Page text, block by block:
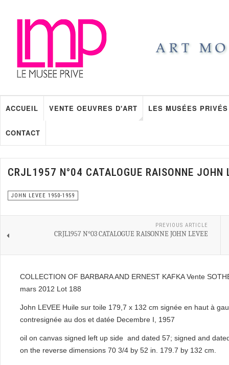
ACCUEIL VENTE OEUVRES D'ART LES MUSÉES PRIVÉS
CONTACT
CRJL1957 N°04 CATALOGUE RAISONNE JOHN
JOHN LEVEE 1950-1959
PREVIOUS ARTICLE
CRJL1957 N°03 CATALOGUE RAISONNE JOHN LEVEE
COLLECTION OF BARBARA AND ERNEST KAFKA Vente
mars 2012 Lot 188
John LEVEE Huile sur toile 179,7 x 132 cm signée en haut à
contresignée au dos et datée Decembre I, 1957
oil on canvas signed left up side and dated 57; signed and
on the reverse dimensions 70 3/4 by 52 in. 179.7 by 132 cm.